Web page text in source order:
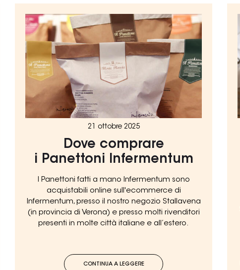
21 ottobre 2025
Dove comprare
i Panettoni Infermentum
I Panettoni fatti a mano Infermentum sono
acquistabili online sull'ecommerce di
Infermentum, presso il nostro negozio Stallavena
(in provincia di Verona) e presso molti rivenditori
presenti in molte città italiane e all’estero.
CONTINUA A LEGGERE